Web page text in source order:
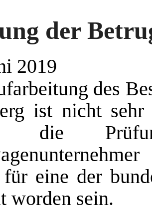
der
2019
des
ist nicht
die
eine der
worden sein.